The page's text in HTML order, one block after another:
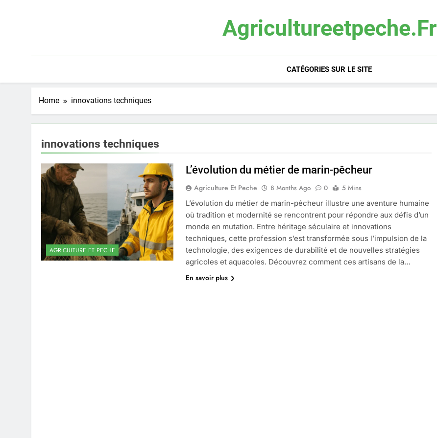
Agricultureetpeche.fr
CATÉGORIES SUR LE SITE
Home innovations techniques
innovations techniques
AGRICULTURE ET PECHE
L’évolution du métier de marin-pêcheur
Agriculture Et Peche 8 Months Ago 0
5 Mins
L’évolution du métier de marin-pêcheur illustre une aventure humaine
où tradition et modernité se rencontrent pour répondre aux défis d’un
monde en mutation. Entre héritage séculaire et innovations
techniques, cette profession s’est transformée sous l’impulsion de la
technologie, des exigences de durabilité et de nouvelles stratégies
agricoles et aquacoles. Découvrez comment ces artisans de la…
En savoir plus